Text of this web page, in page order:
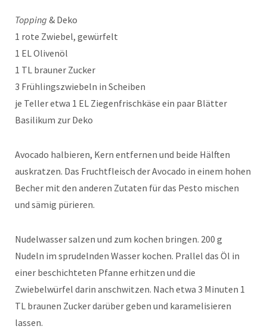
Topping & Deko
1 rote Zwiebel, gewürfelt
1 EL Olivenöl
1 TL brauner Zucker
3 Frühlingszwiebeln in Scheiben
je Teller etwa 1 EL Ziegenfrischkäse ein paar Blätter
Basilikum zur Deko
Avocado halbieren, Kern entfernen und beide Hälften
auskratzen. Das Fruchtfleisch der Avocado in einem hohen
Becher mit den anderen Zutaten für das Pesto mischen
und sämig pürieren.
Nudelwasser salzen und zum kochen bringen. 200 g
Nudeln im sprudelnden Wasser kochen. Prallel das Öl in
einer beschichteten Pfanne erhitzen und die
Zwiebelwürfel darin anschwitzen. Nach etwa 3 Minuten 1
TL braunen Zucker darüber geben und karamelisieren
lassen.